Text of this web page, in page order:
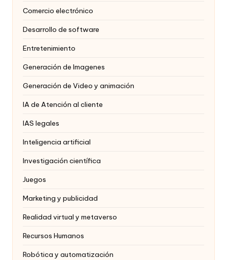
Comercio electrónico
Desarrollo de software
Entretenimiento
Generación de Imagenes
Generación de Video y animación
IA de Atención al cliente
IAS legales
Inteligencia artificial
Investigación científica
Juegos
Marketing y publicidad
Realidad virtual y metaverso
Recursos Humanos
Robótica y automatización